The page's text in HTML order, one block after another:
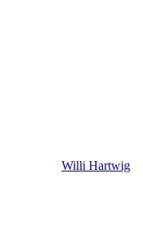
Willi Hartwig